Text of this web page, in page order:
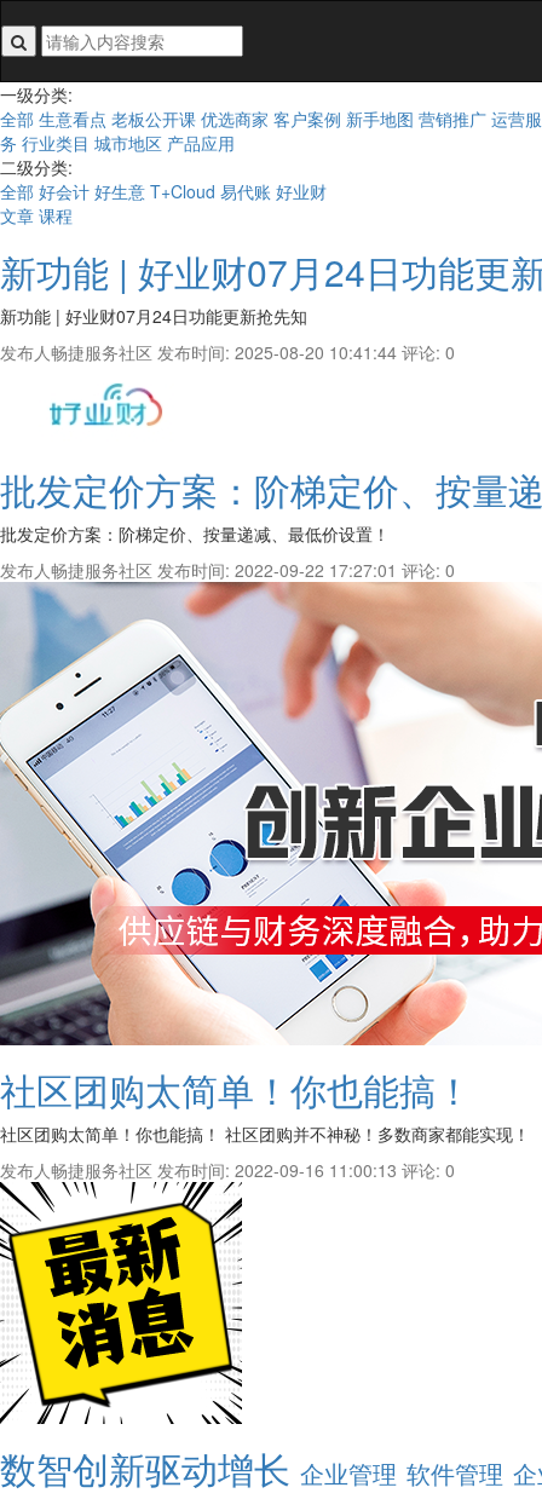
一级分类:
全部 生意看点 老板公开课 优选商家 客户案例 新手地图 营销推广 运营服
务 行业类目 城市地区 产品应用
二级分类:
全部 好会计 好生意 T+Cloud 易代账 好业财
文章 课程
新功能 | 好业财07月24日功能更
新功能 | 好业财07月24日功能更新抢先知
发布人畅捷服务社区 发布时间: 2025-08-20 10:41:44 评论: 0
批发定价方案：阶梯定价、按量
批发定价方案：阶梯定价、按量递减、最低价设置！
发布人畅捷服务社区 发布时间: 2022-09-22 17:27:01 评论: 0
社区团购太简单！你也能搞！
社区团购太简单！你也能搞！ 社区团购并不神秘！多数商家都能实现！
发布人畅捷服务社区 发布时间: 2022-09-16 11:00:13 评论: 0
数智创新驱动增长 企业管理 软件管理